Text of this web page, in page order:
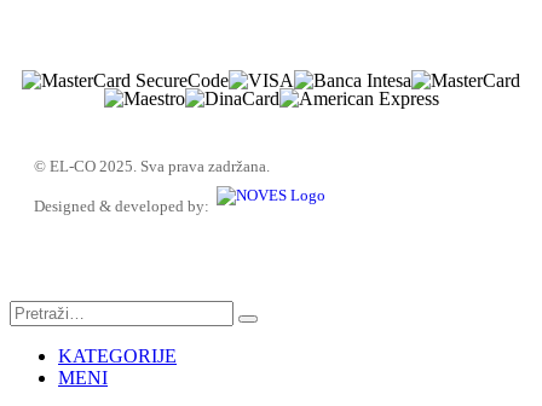
© EL-CO 2025. Sva prava zadržana.
Designed & developed by:
KATEGORIJE
MENI